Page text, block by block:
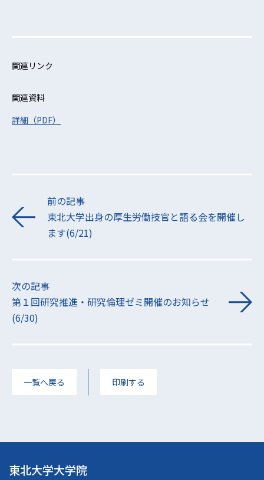
関連リンク
関連資料
詳細（PDF）
前の記事
東北大学出身の厚生労働技官と語る会を開催し
ます(6/21)
次の記事
第１回研究推進・研究倫理ゼミ開催のお知らせ
(6/30)
一覧へ戻る 印刷する
東北大学大学院